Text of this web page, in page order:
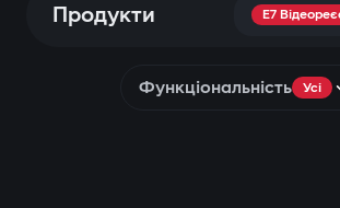
Продукти E7
Функціональність Усі